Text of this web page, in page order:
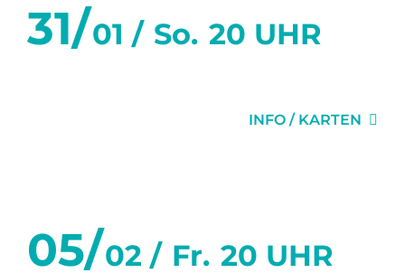
31/01 / So. 20 UHR
INFO / KARTEN
05/02 / Fr. 20 UHR